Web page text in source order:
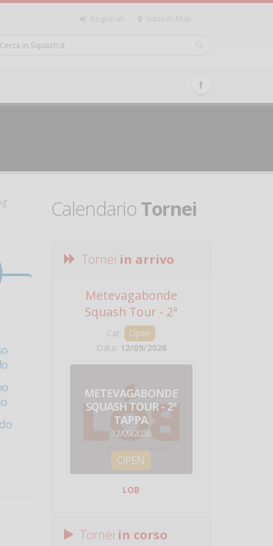
Registrati Squash Map
CalendarioTornei
Tornei in arrivo
Metevagabonde
Squash Tour - 2ª
Tappa
Cat:
Open
Data: 12/09/2026
METEVAGABONDE
SQUASH TOUR - 2ª
TAPPA
12/09/2026
OPEN
LOB
Tornei in corso